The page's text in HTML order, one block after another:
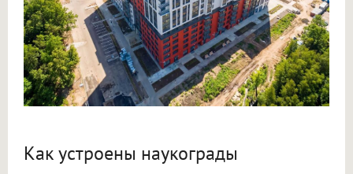
Как устроены наукограды